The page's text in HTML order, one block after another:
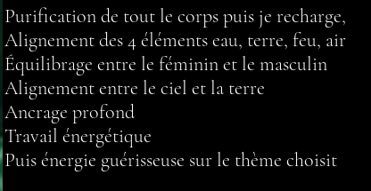
Purification de tout le corps puis je recharge,
Alignement des 4 éléments eau, terre, feu, air
Équilibrage entre le féminin et le masculin
Alignement entre le ciel et la terre
Ancrage profond
Travail énergétique
​Puis énergie guérisseuse sur le thème choisit